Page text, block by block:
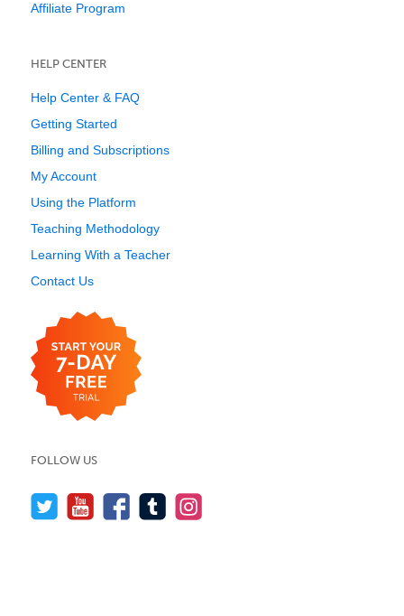
Affiliate Program
HELP CENTER
Help Center & FAQ
Getting Started
Billing and Subscriptions
My Account
Using the Platform
Teaching Methodology
Learning With a Teacher
Contact Us
FOLLOW US